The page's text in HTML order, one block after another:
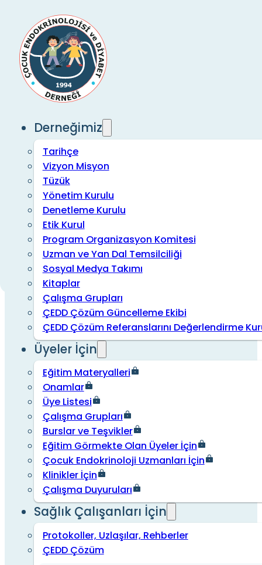
Derneğimiz
Tarihçe
Vizyon Misyon
Tüzük
Yönetim Kurulu
Denetleme Kurulu
Etik Kurul
Program Organizasyon Komitesi
Uzman ve Yan Dal Temsilciliği
Sosyal Medya Takımı
Kitaplar
Çalışma Grupları
ÇEDD Çözüm Güncelleme Ekibi
ÇEDD Çözüm Referanslarını Değerlendirme
Üyeler İçin
Eğitim Materyalleri
Onamlar
Üye Listesi
Çalışma Grupları
Burslar ve Teşvikler
Eğitim Görmekte Olan Üyeler İçin
Çocuk Endokrinoloji Uzmanları İçin
Klinikler İçin
Çalışma Duyuruları
Sağlık Çalışanları İçin
Protokoller, Uzlaşılar, Rehberler
ÇEDD Çözüm